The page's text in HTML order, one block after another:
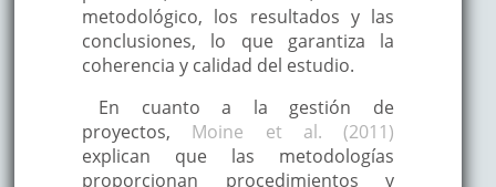
metodológico, los resultados y las
conclusiones, lo que garantiza la
coherencia y calidad del estudio.
En cuanto a la gestión de
proyectos, Moine et al. (2011)
explican que las metodologías
proporcionan procedimientos y